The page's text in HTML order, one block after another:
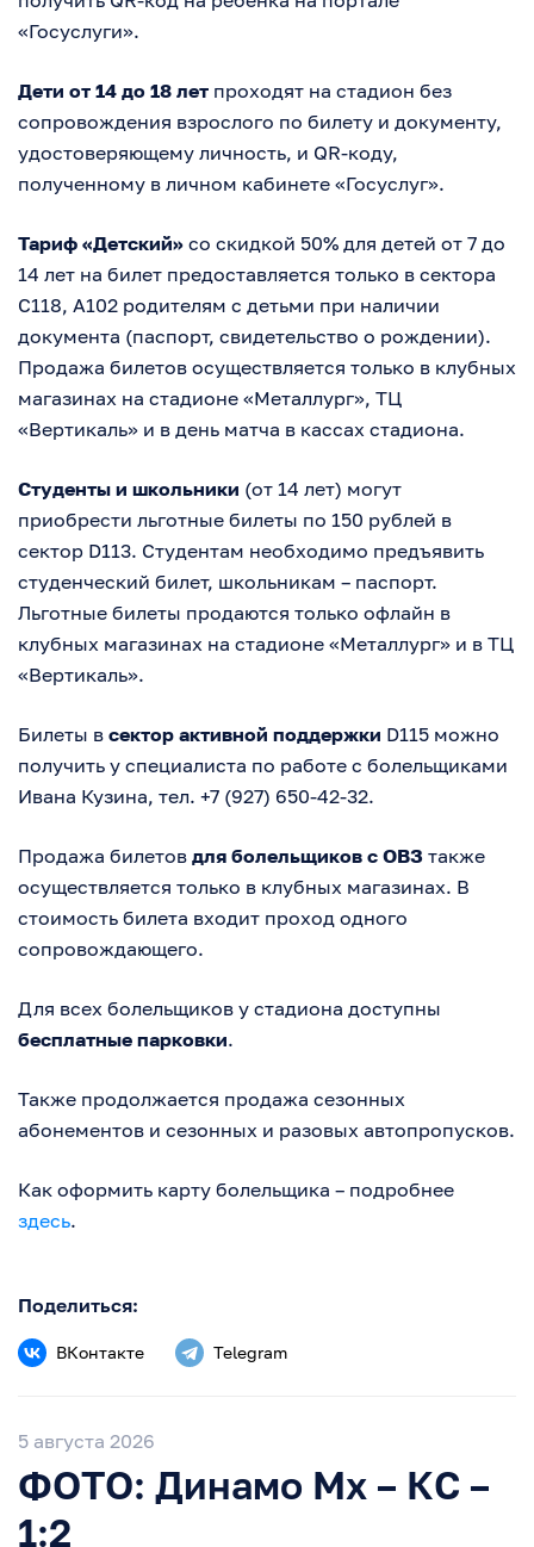
«Госуслуги».
Дети от 14 до 18 лет проходят на стадион без
сопровождения взрослого по билету и документу,
удостоверяющему личность, и QR-коду,
полученному в личном кабинете «Госуслуг».
Тариф «Детский» со скидкой 50% для детей от 7 до
14 лет на билет предоставляется только в сектора
С118, А102 родителям с детьми при наличии
документа (паспорт, свидетельство о рождении).
Продажа билетов осуществляется только в клубных
магазинах на стадионе «Металлург», ТЦ
«Вертикаль» и в день матча в кассах стадиона.
Студенты и школьники (от 14 лет) могут
приобрести льготные билеты по 150 рублей в
сектор D113. Студентам необходимо предъявить
студенческий билет, школьникам – паспорт.
Льготные билеты продаются только офлайн в
клубных магазинах на стадионе «Металлург» и в ТЦ
«Вертикаль».
Билеты в сектор активной поддержки D115 можно
получить у специалиста по работе с болельщиками
Ивана Кузина, тел. +7 (927) 650-42-32.
Продажа билетов для болельщиков с ОВЗ также
осуществляется только в клубных магазинах. В
стоимость билета входит проход одного
сопровождающего.
Для всех болельщиков у стадиона доступны
бесплатные парковки.
Также продолжается продажа сезонных
абонементов и сезонных и разовых автопропусков.
Как оформить карту болельщика – подробнее
здесь.
Поделиться:
ВКонтакте Telegram
5 августа 2026
ФОТО: Динамо Мх – КС –
1:2